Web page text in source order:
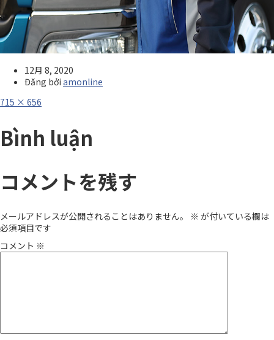
12月 8, 2020
Đăng bởi amonline
Full
715 × 656
Bình luận
コメントを残す
メールアドレスが公開されることはありません。 ※ が付いている欄は
必須項目です
コメント ※